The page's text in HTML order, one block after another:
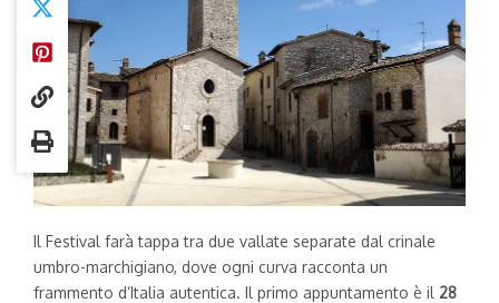
Il Festival farà tappa tra due vallate separate dal crinale
umbro-marchigiano, dove ogni curva racconta un
frammento d’Italia autentica. Il primo appuntamento è il 28